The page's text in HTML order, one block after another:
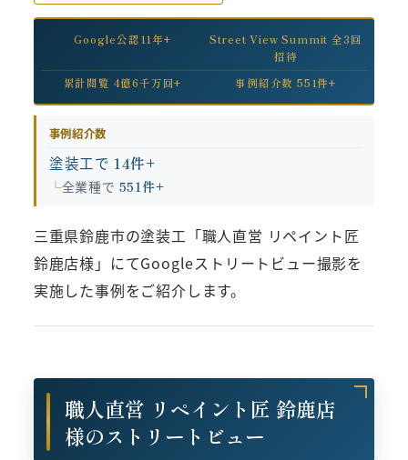
Google公認11年+
Street View Summit 全3回
招待
累計閲覧 4億6千万回+
事例紹介数 551件+
事例紹介数
塗装工で 14件+
全業種で 551件+
三重県鈴鹿市の塗装工「職人直営 リペイント匠
鈴鹿店様」にてGoogleストリートビュー撮影を
実施した事例をご紹介します。
職人直営 リペイント匠 鈴鹿店
様のストリートビュー